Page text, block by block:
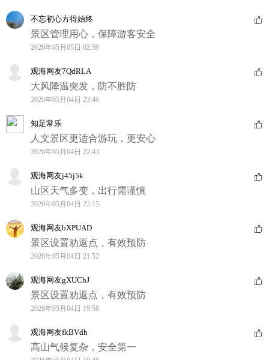
不忘初心方得始终
景区管理用心，保障游客安全
2026年05月05日 02:59
观海网友7QdRLA
大风降温突发，防不胜防
2026年05月04日 23:46
知足常乐
人文景区更适合游玩，更安心
2026年05月04日 22:43
观海网友j45j5k
山区天气多变，出行需谨慎
2026年05月04日 22:15
观海网友bXPUAD
景区设置劝返点，有效预防
2026年05月04日 21:52
观海网友gXUChJ
景区设置劝返点，有效预防
2026年05月04日 19:58
观海网友fkBVdh
高山气候复杂，安全第一